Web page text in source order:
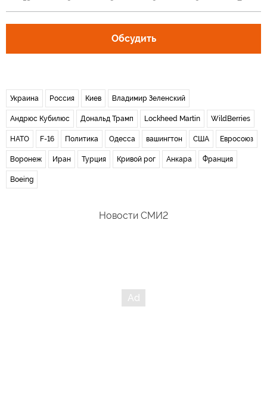
Обсудить
Украина Россия Киев Владимир Зеленский
Андрюс Кубилюс Дональд Трамп Lockheed Martin WildBerries
НАТО F-16 Политика Одесса вашингтон США Евросоюз
Воронеж Иран Турция Кривой рог Анкара Франция
Boeing
Новости СМИ2